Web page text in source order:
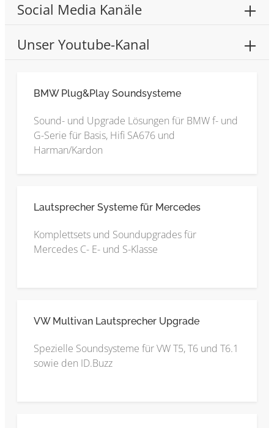
Social Media Kanäle
Unser Youtube-Kanal
BMW Plug&Play Soundsysteme
Sound- und Upgrade Lösungen für BMW f- und
G-Serie für Basis, Hifi SA676 und
Harman/Kardon
Lautsprecher Systeme für Mercedes
Komplettsets und Soundupgrades für
Mercedes C- E- und S-Klasse
VW Multivan Lautsprecher Upgrade
Spezielle Soundsysteme für VW T5, T6 und T6.1
sowie den ID.Buzz